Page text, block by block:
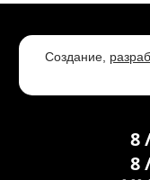
Создание,
8
8